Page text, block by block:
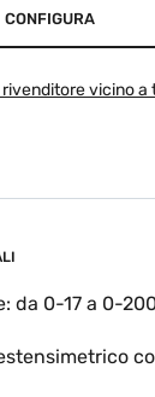
da 0-17 a 0-
CONFIGURA
rivenditore vicino a